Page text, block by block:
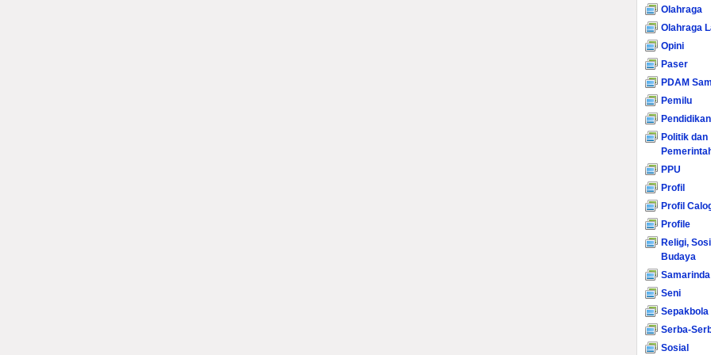
Olahraga
Olahraga
Opini
Paser
PDAM
Pemilu
Pendidikan
Politik dan
PPU
Profil
Profil
Profile
Religi,
Budaya
Samarinda
Seni
Sepakbola
Serba-
Sosial